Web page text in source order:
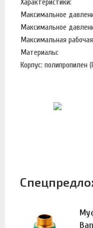
Характеристики:
Максимальное
Максимальное
Максимальная
Материалы:
Корпус: полипропилен